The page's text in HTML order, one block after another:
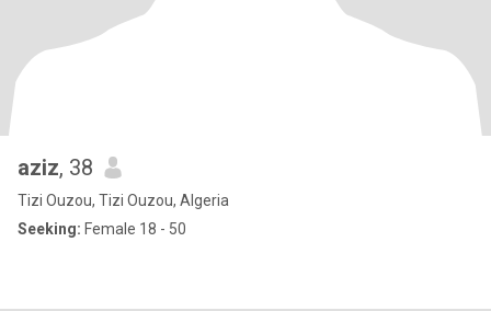
aziz, 38
Tizi Ouzou, Tizi Ouzou, Algeria
Seeking: Female 18 - 50